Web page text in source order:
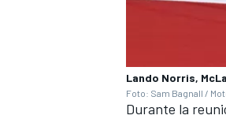
Lando Norris,
Foto: Sam Bagnall /
Durante la